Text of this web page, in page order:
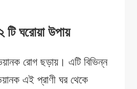
টি ঘরোয়া উপায়
রোগ ছড়ায়। এটি বিভিন্ন
এই প্রাণী ঘর থেকে